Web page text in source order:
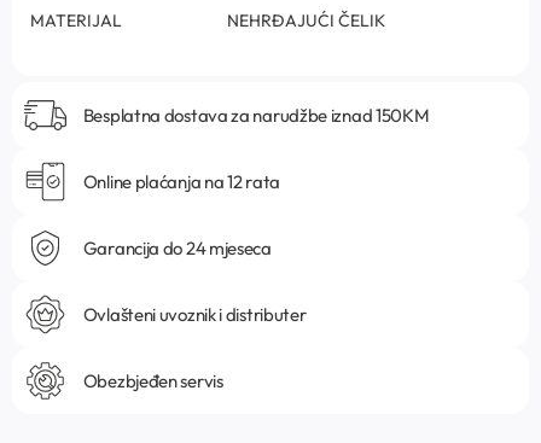
MATERIJAL
NEHRĐAJUĆI ČELIK
Besplatna dostava za narudžbe iznad 150KM
Online plaćanja na 12 rata
Garancija do 24 mjeseca
Ovlašteni uvoznik i distributer
Obezbjeđen servis